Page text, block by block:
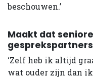
beschouwen.’
Maakt dat
‘Zelf heb ik altijd
wat ouder zijn dan